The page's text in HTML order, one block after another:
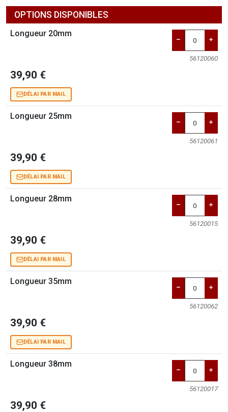
OPTIONS DISPONIBLES
Longueur 20mm
56120060
39,90 €
DÉLAI PAR MAIL
Longueur 25mm
56120061
39,90 €
DÉLAI PAR MAIL
Longueur 28mm
56120015
39,90 €
DÉLAI PAR MAIL
Longueur 35mm
56120062
39,90 €
DÉLAI PAR MAIL
Longueur 38mm
56120017
39,90 €